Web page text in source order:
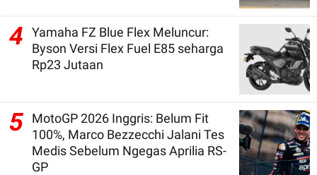
4
Yamaha FZ Blue Flex Meluncur:
Byson Versi Flex Fuel E85 seharga
Rp23 Jutaan
5 MotoGP 2026 Inggris: Belum Fit
100%, Marco Bezzecchi Jalani Tes
Medis Sebelum Ngegas Aprilia RS-
GP